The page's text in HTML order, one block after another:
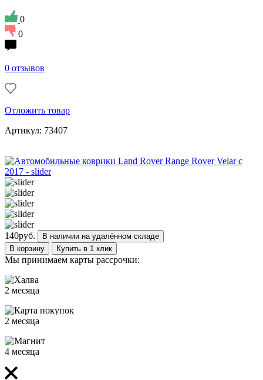
0
0
0 отзывов
Отложить товар
Артикул: 73407
140руб.
В наличии на удалённом складе
В корзину
Купить в 1 клик
Мы принимаем карты рассрочки:
2 месяца
2 месяца
4 месяца